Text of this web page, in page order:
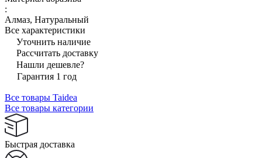
:
Алмаз, Натуральный
Все характеристики
Уточнить наличие
Рассчитать доставку
Нашли дешевле?
Гарантия 1 год
Все товары Taidea
Все товары категории
Быстрая доставка